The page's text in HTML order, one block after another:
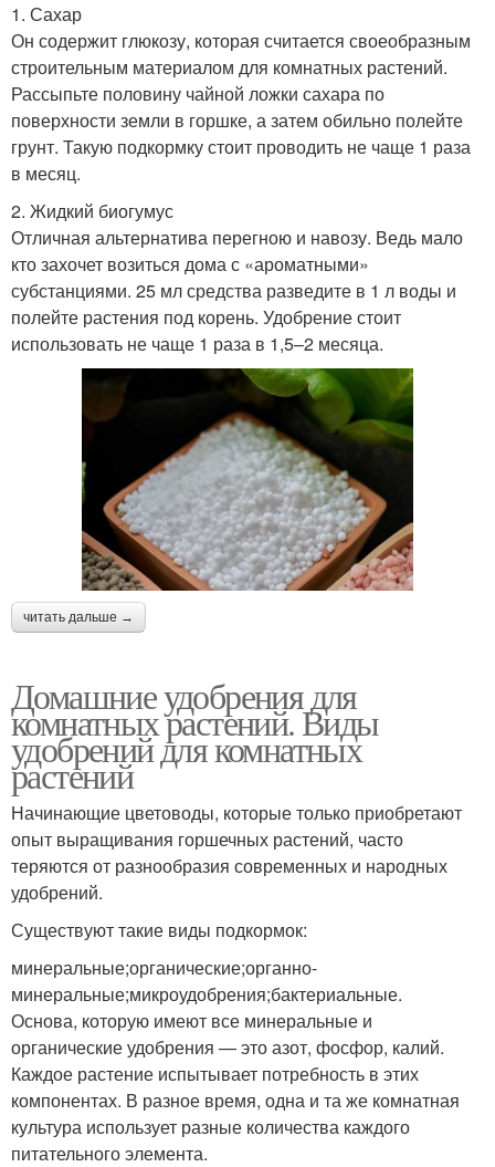
1. Сахар
Он содержит глюкозу, которая считается своеобразным
строительным материалом для комнатных растений.
Рассыпьте половину чайной ложки сахара по
поверхности земли в горшке, а затем обильно полейте
грунт. Такую подкормку стоит проводить не чаще 1 раза
в месяц.
2. Жидкий биогумус
Отличная альтернатива перегною и навозу. Ведь мало
кто захочет возиться дома с «ароматными»
субстанциями. 25 мл средства разведите в 1 л воды и
полейте растения под корень. Удобрение стоит
использовать не чаще 1 раза в 1,5–2 месяца.
читать дальше →
Домашние удобрения для
комнатных растений. Виды
удобрений для комнатных
растений
Начинающие цветоводы, которые только приобретают
опыт выращивания горшечных растений, часто
теряются от разнообразия современных и народных
удобрений.
Существуют такие виды подкормок:
минеральные;органические;органно-
минеральные;микроудобрения;бактериальные.
Основа, которую имеют все минеральные и
органические удобрения — это азот, фосфор, калий.
Каждое растение испытывает потребность в этих
компонентах. В разное время, одна и та же комнатная
культура использует разные количества каждого
питательного элемента.